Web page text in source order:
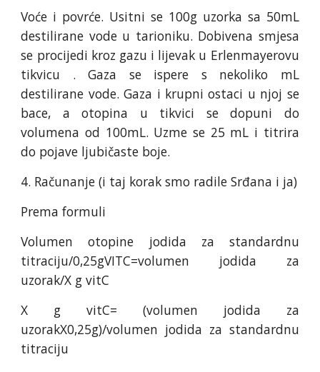
Voće i povrće. Usitni se 100g uzorka sa 50mL
destilirane vode u tarioniku. Dobivena smjesa
se procijedi kroz gazu i lijevak u Erlenmayerovu
tikvicu . Gaza se ispere s nekoliko mL
destilirane vode. Gaza i krupni ostaci u njoj se
bace, a otopina u tikvici se dopuni do
volumena od 100mL. Uzme se 25 mL i titrira
do pojave ljubičaste boje.
4. Računanje (i taj korak smo radile Srđana i ja)
Prema formuli
Volumen otopine jodida za standardnu
titraciju/0,25gVITC=volumen jodida za
uzorak/X g vitC
X g vitC= (volumen jodida za
uzorakX0,25g)/volumen jodida za standardnu
titraciju